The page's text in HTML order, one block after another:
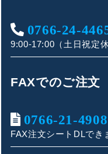
キンショウ
0766-24-
9:00-17:00（土日祝定休
FAXでのご注文
0766-21-4908
FAX注文シートDLでき